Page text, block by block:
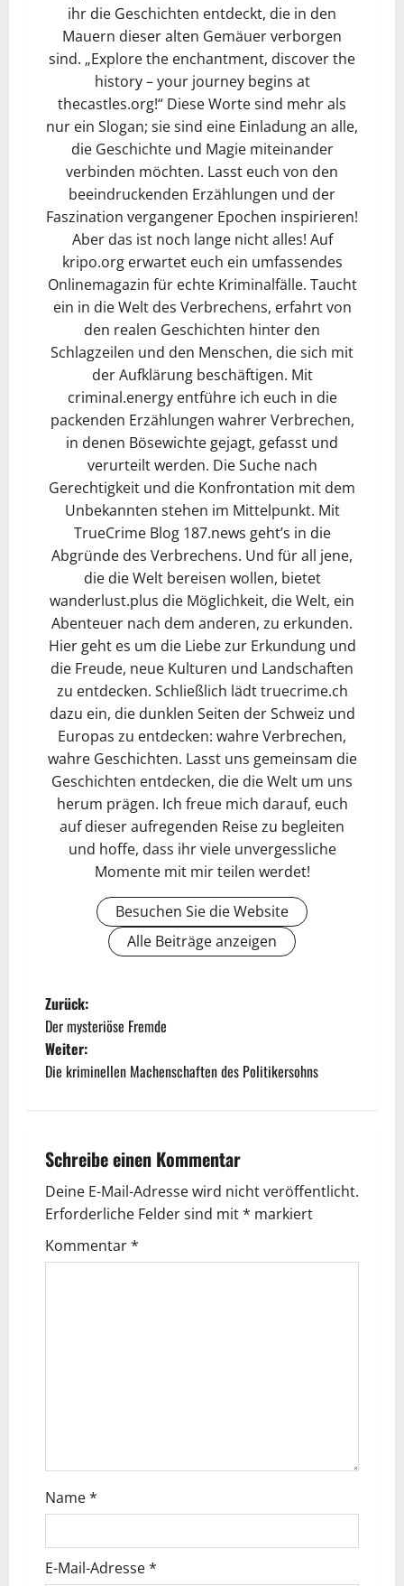
ihr die Geschichten entdeckt, die in den
Mauern dieser alten Gemäuer verborgen
sind. „Explore the enchantment, discover the
history – your journey begins at
thecastles.org!“ Diese Worte sind mehr als
nur ein Slogan; sie sind eine Einladung an alle,
die Geschichte und Magie miteinander
verbinden möchten. Lasst euch von den
beeindruckenden Erzählungen und der
Faszination vergangener Epochen inspirieren!
Aber das ist noch lange nicht alles! Auf
kripo.org erwartet euch ein umfassendes
Onlinemagazin für echte Kriminalfälle. Taucht
ein in die Welt des Verbrechens, erfahrt von
den realen Geschichten hinter den
Schlagzeilen und den Menschen, die sich mit
der Aufklärung beschäftigen. Mit
criminal.energy entführe ich euch in die
packenden Erzählungen wahrer Verbrechen,
in denen Bösewichte gejagt, gefasst und
verurteilt werden. Die Suche nach
Gerechtigkeit und die Konfrontation mit dem
Unbekannten stehen im Mittelpunkt. Mit
TrueCrime Blog 187.news geht’s in die
Abgründe des Verbrechens. Und für all jene,
die die Welt bereisen wollen, bietet
wanderlust.plus die Möglichkeit, die Welt, ein
Abenteuer nach dem anderen, zu erkunden.
Hier geht es um die Liebe zur Erkundung und
die Freude, neue Kulturen und Landschaften
zu entdecken. Schließlich lädt truecrime.ch
dazu ein, die dunklen Seiten der Schweiz und
Europas zu entdecken: wahre Verbrechen,
wahre Geschichten. Lasst uns gemeinsam die
Geschichten entdecken, die die Welt um uns
herum prägen. Ich freue mich darauf, euch
auf dieser aufregenden Reise zu begleiten
und hoffe, dass ihr viele unvergessliche
Momente mit mir teilen werdet!
Besuchen Sie die Website
Alle Beiträge anzeigen
Zurück:
Der mysteriöse Fremde
Weiter:
Die kriminellen Machenschaften des Politikersohns
Schreibe einen Kommentar
Deine E-Mail-Adresse wird nicht veröffentlicht.
Erforderliche Felder sind mit* markiert
Kommentar*
Name*
E-Mail-Adresse*